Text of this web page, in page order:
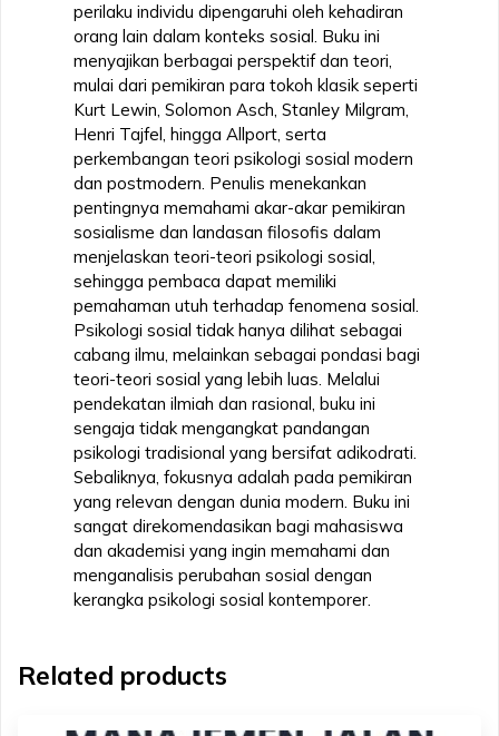
perilaku individu dipengaruhi oleh kehadiran
orang lain dalam konteks sosial. Buku ini
menyajikan berbagai perspektif dan teori,
mulai dari pemikiran para tokoh klasik seperti
Kurt Lewin, Solomon Asch, Stanley Milgram,
Henri Tajfel, hingga Allport, serta
perkembangan teori psikologi sosial modern
dan postmodern. Penulis menekankan
pentingnya memahami akar-akar pemikiran
sosialisme dan landasan filosofis dalam
menjelaskan teori-teori psikologi sosial,
sehingga pembaca dapat memiliki
pemahaman utuh terhadap fenomena sosial.
Psikologi sosial tidak hanya dilihat sebagai
cabang ilmu, melainkan sebagai pondasi bagi
teori-teori sosial yang lebih luas. Melalui
pendekatan ilmiah dan rasional, buku ini
sengaja tidak mengangkat pandangan
psikologi tradisional yang bersifat adikodrati.
Sebaliknya, fokusnya adalah pada pemikiran
yang relevan dengan dunia modern. Buku ini
sangat direkomendasikan bagi mahasiswa
dan akademisi yang ingin memahami dan
menganalisis perubahan sosial dengan
kerangka psikologi sosial kontemporer.
Related products